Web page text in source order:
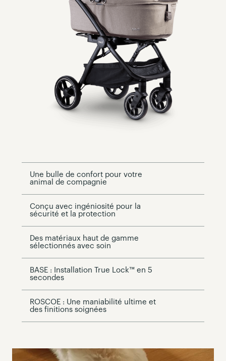
Une bulle de confort pour votre
animal de compagnie
Conçu avec ingéniosité pour la
sécurité et la protection
Des matériaux haut de gamme
sélectionnés avec soin
BASE : Installation True Lock™ en 5
secondes
ROSCOE : Une maniabilité ultime et
des finitions soignées